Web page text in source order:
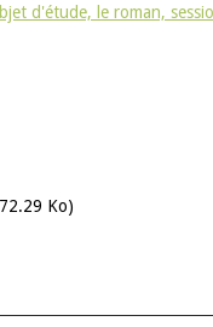
d'étude, le roman,
Ko)